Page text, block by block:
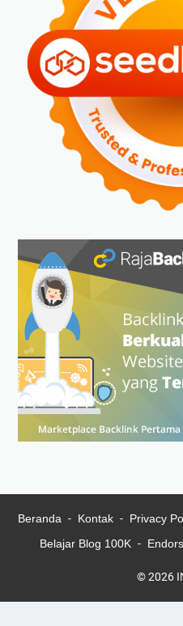
Beranda Kontak Privacy
Belajar Blog 100K
© 2026